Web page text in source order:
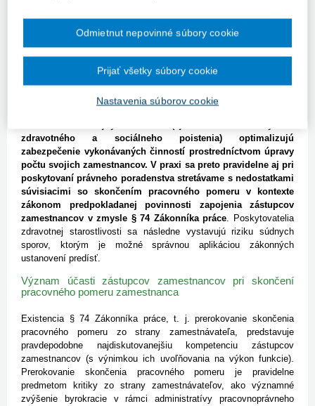
v podobe príslušnej inšpekcie práce. Za najproblematickejšiu
zmenu môžeme v tak krátkom čase, ktorá uplynula od okamihu
nadobudnutia účinnosti spomínanej novely, označiť návrat § 74
Zákonníka práce, t. j. prerokovanie skončenia pracovného pomeru
zo strany zástupcov zamestnancov so zamestnávateľom a právne
následky jeho nedodržania.Špecificky sa predmetný problém s
aplikáciou § 74 Zákonníka práce týka poskytovateľov
zdravotného a sociálneho poistenia) optimalizujú
zabezpečenie vykonávaných činností prostredníctvom úpravy
počtu svojich zamestnancov. V praxi sa preto pravidelne aj pri
poskytovaní právneho poradenstva stretávame s nedostatkami
súvisiacimi so skončením pracovného pomeru v kontexte
zákonom predpokladanej povinnosti zapojenia zástupcov
zamestnancov v zmysle § 74 Zákonníka práce. Poskytovatelia
zdravotnej starostlivosti sa následne vystavujú riziku súdnych
sporov, ktorým je možné správnou aplikáciou zákonných
ustanovení predísť.
Význam účasti zástupcov zamestnancov pri skončení
pracovného pomeru zamestnanca
Existencia § 74 Zákonníka práce, t. j. prerokovanie skončenia
pracovného pomeru zo strany zamestnávateľa, predstavuje
pravdepodobne najdiskutovanejšiu kompetenciu zástupcov
zamestnancov (s výnimkou ich uvoľňovania na výkon funkcie).
Prerokovanie skončenia pracovného pomeru je pravidelne
predmetom kritiky zo strany zamestnávateľov, ako významné
zvýšenie byrokracie v rámci administratívy pracovnoprávneho
Nastavenia súborov cookie
Odmietnut nepovinné súbory cookie
Prijať všetky súbory cookie